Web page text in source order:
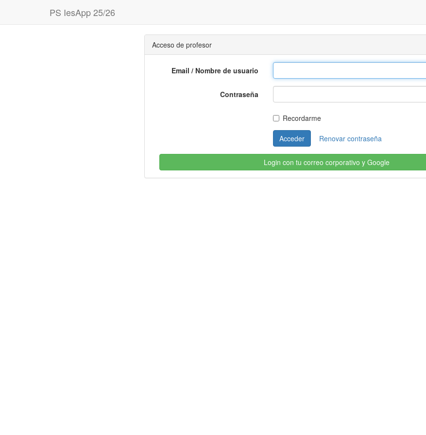
PS IesApp 25/26
Acceso de profesor
Email / Nombre de usuario
Contraseña
Recordarme
Acceder Renovar contraseña
Login con tu correo corporativo y Google